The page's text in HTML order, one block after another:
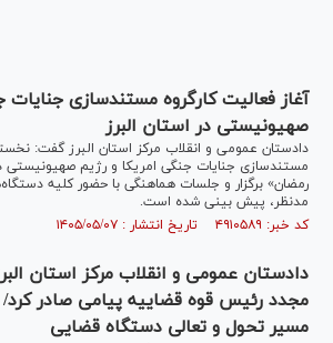
آغاز فعالیت کارگروه مستندسازی جنایات
صهیونیستی در استان البرز
دادستان عمومی و انقلاب مرکز استان البرز گفت:
رمضان» برگزار و جلسات هماهنگی با حضور کلیه
مدنظر، پیش بینی شده است.
کد خبر: ۴۹۱۰۵۸۹ تاریخ انتشار : ۱۴۰۵/۰۵/۰۷
دادستان عمومی و انقلاب مرکز استان
مجدد رئیس قوه قضاییه پیامی صادر کرد/
مسیر تحول و تعالی دستگاه قضایی